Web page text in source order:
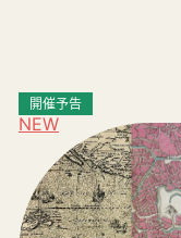
NEW
開催予告